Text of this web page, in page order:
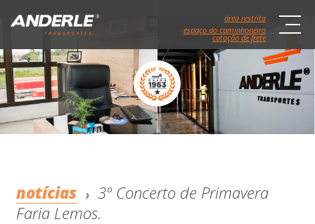
espaço do caminhoneiro
cotação de frete
área restrita
notícias
3º Concerto de Primavera
Faria Lemos.